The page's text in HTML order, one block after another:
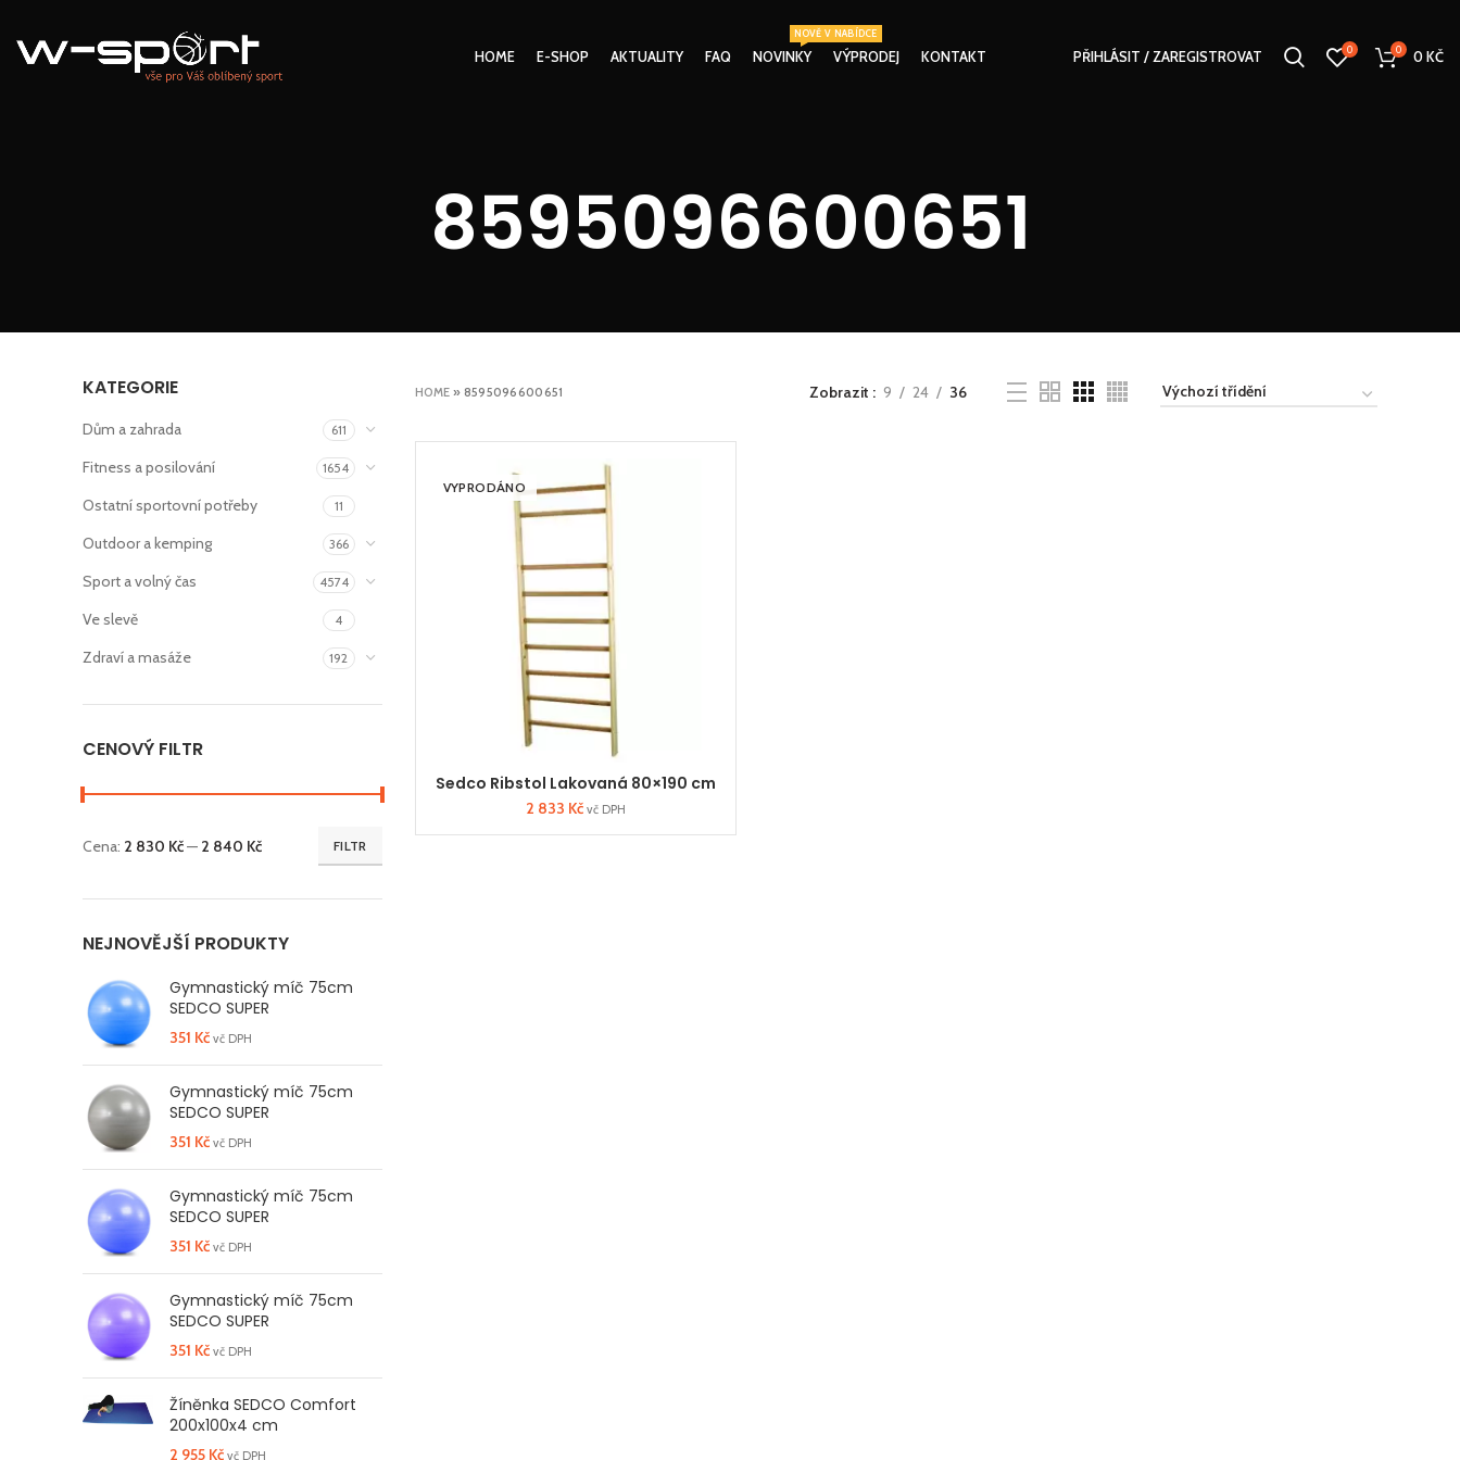
HOME E-SHOP AKTUALITY FAQ NOVINKY
NOVĚ V NABÍDCE
VÝPRODEJ KONTAKT PŘIHLÁSIT / ZAREGISTROVAT 0 0 0KČ
8595096600651
KATEGORIE
Dům a zahrada 611
Fitness a posilování 1654
Ostatní sportovní potřeby 11
Outdoor a kemping 366
Sport a volný čas 4574
Ve slevě 4
Zdraví a masáže 192
CENOVÝ FILTR
FILTR
Cena: 2 830 Kč— 2 840 Kč
NEJNOVĚJŠÍ PRODUKTY
Gymnastický míč 75cm
SEDCO SUPER
351 Kč vč DPH
Gymnastický míč 75cm
SEDCO SUPER
351 Kč vč DPH
Gymnastický míč 75cm
SEDCO SUPER
351 Kč vč DPH
Gymnastický míč 75cm
SEDCO SUPER
351 Kč vč DPH
Žíněnka SEDCO Comfort
200x100x4 cm
2 955 Kč vč DPH
HOME » 8595096600651 Zobrazit 9 24 36
VYPRODÁNO
Sedco Ribstol Lakovaná 80×190 cm
2 833 Kč vč DPH